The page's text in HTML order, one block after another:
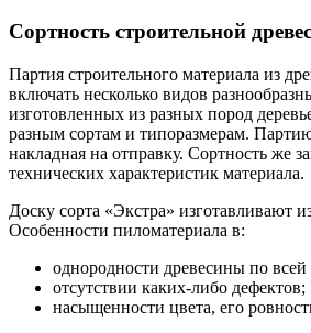
Сортность строительной
Партия строительного материала из
включать несколько видов
изготовленных из разных пород
разным сортам и типоразмерам.
накладная на отправку. Сортность же
технических характеристик материала.
Доску сорта «Экстра» изготавливают
Особенности пиломатериала в:
однородности древесины по всей
отсутствии каких-либо дефектов;
насыщенности цвета, его